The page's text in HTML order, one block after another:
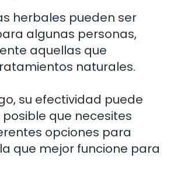
herbales pueden ser
algunas personas,
aquellas que
naturales.
su efectividad puede
posible que necesites
opciones para
que mejor funcione para